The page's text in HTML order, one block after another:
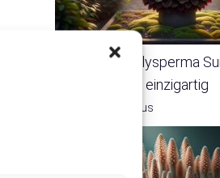
Hygrophila polysperma
dein Aquarium einzigartig
von Aquarist Julius